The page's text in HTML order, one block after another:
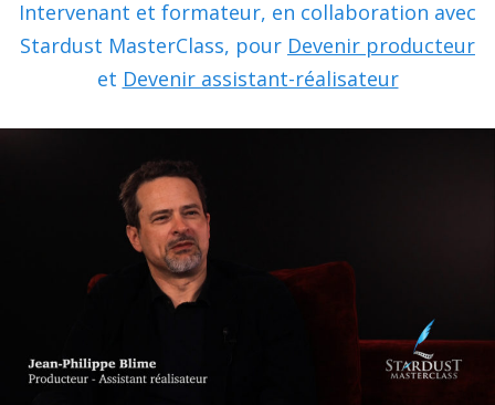
Intervenant et formateur, en collaboration avec
Stardust MasterClass, pour Devenir producteur
et Devenir assistant-réalisateur